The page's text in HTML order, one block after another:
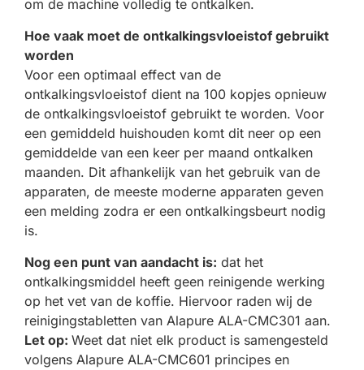
om de machine volledig te ontkalken.
Hoe vaak moet de ontkalkingsvloeistof gebruikt
worden
Voor een optimaal effect van de
ontkalkingsvloeistof dient na 100 kopjes opnieuw
de ontkalkingsvloeistof gebruikt te worden. Voor
een gemiddeld huishouden komt dit neer op een
gemiddelde van een keer per maand ontkalken
maanden. Dit afhankelijk van het gebruik van de
apparaten, de meeste moderne apparaten geven
een melding zodra er een ontkalkingsbeurt nodig
is.
Nog een punt van aandacht is: dat het
ontkalkingsmiddel heeft geen reinigende werking
op het vet van de koffie. Hiervoor raden wij de
reinigingstabletten van Alapure ALA-CMC301 aan.
Let op: Weet dat niet elk product is samengesteld
volgens Alapure ALA-CMC601 principes en